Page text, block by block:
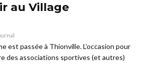
au Village
est passée à Thionville. L’occasion pour
des associations sportives (et autres)